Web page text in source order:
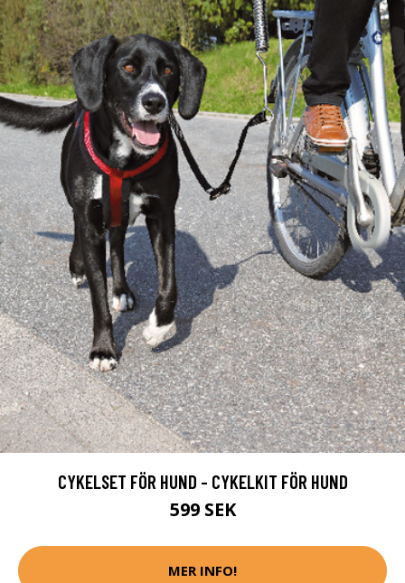
CYKELSET FÖR HUND - CYKELKIT FÖR HUND
599 SEK
MER INFO!